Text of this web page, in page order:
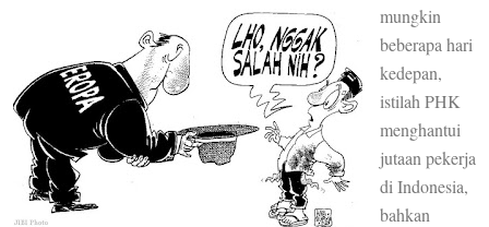
mungkin
beberapa hari
kedepan,
istilah PHK
menghantui
jutaan pekerja
di Indonesia,
bahkan